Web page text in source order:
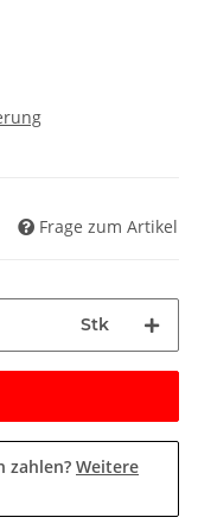
Frage zum Artikel
Stk
zahlen? Weitere